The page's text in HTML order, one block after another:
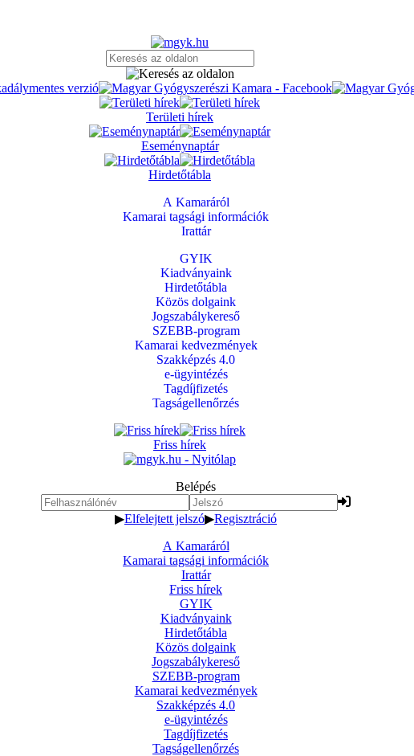
Területi hírek
Eseménynaptár
Hirdetőtábla
A Kamaráról
Kamarai tagsági információk
Irattár
GYIK
Kiadványaink
Hirdetőtábla
Közös dolgaink
Jogszabálykereső
SZEBB-program
Kamarai kedvezmények
Szakképzés 4.0
e-ügyintézés
Tagdíjfizetés
Tagságellenőrzés
Friss hírek
Belépés
▶Elfelejtett jelszó▶Regisztráció
A Kamaráról
Kamarai tagsági információk
Irattár
Friss hírek
GYIK
Kiadványaink
Hirdetőtábla
Közös dolgaink
Jogszabálykereső
SZEBB-program
Kamarai kedvezmények
Szakképzés 4.0
e-ügyintézés
Tagdíjfizetés
Tagságellenőrzés